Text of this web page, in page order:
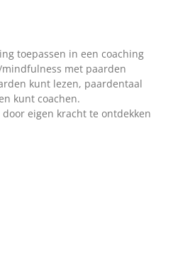
toepassen in een coaching
met paarden
kunt lezen, paardentaal
kunt coachen.
eigen kracht te ontdekken